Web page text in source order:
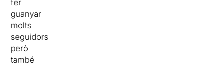
fer
guanyar
molts
seguidors
però
també